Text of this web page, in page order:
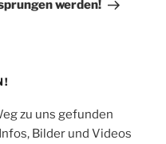
werden!
zu uns gefunden
Bilder und Videos